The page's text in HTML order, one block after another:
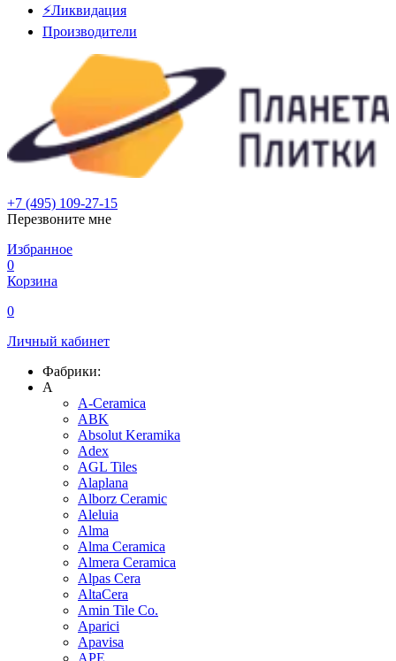
⚡Ликвидация
Производители
+7 (495) 109-27-15
Перезвоните мне
Избранное
0
Корзина
0
Личный кабинет
Фабрики:
A
A-Ceramica
ABK
Absolut Keramika
Adex
AGL Tiles
Alaplana
Alborz Ceramic
Aleluia
Alma
Alma Ceramica
Almera Ceramica
Alpas Cera
AltaCera
Amin Tile Co.
Aparici
Apavisa
APE